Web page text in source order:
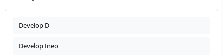
Develop D
Develop Ineo